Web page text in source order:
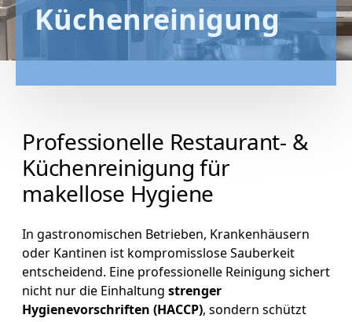
Küchenreinigung
Professionelle Restaurant- &
Küchenreinigung für
makellose Hygiene
In gastronomischen Betrieben, Krankenhäusern
oder Kantinen ist kompromisslose Sauberkeit
entscheidend. Eine professionelle Reinigung sichert
nicht nur die Einhaltung strenger
Hygienevorschriften (HACCP), sondern schützt